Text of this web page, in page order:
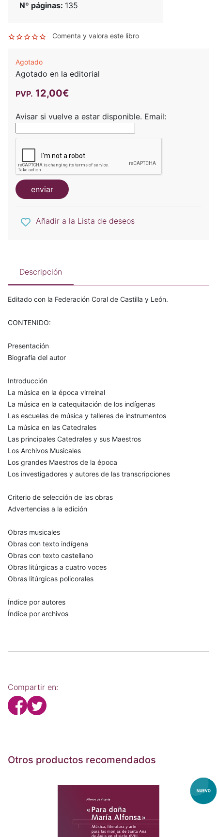
Nº páginas: 135
Comenta y valora este libro
Agotado
Agotado en la editorial
PVP. 12,00€
Avisar si vuelve a estar disponible. Email:
enviar
Añadir a la Lista de deseos
Descripción
Editado con la Federación Coral de Castilla y León.
CONTENIDO:
Presentación
Biografía del autor
Introducción
La música en la época virreinal
La música en la catequitación de los indígenas
Las escuelas de música y talleres de instrumentos
La música en las Catedrales
Las principales Catedrales y sus Maestros
Los Archivos Musicales
Los grandes Maestros de la época
Los investigadores y autores de las transcripciones
Criterio de selección de las obras
Advertencias a la edición
Obras musicales
Obras con texto indígena
Obras con texto castellano
Obras litúrgicas a cuatro voces
Obras litúrgicas policorales
Índice por autores
Índice por archivos
Compartir en:
Otros productos recomendados